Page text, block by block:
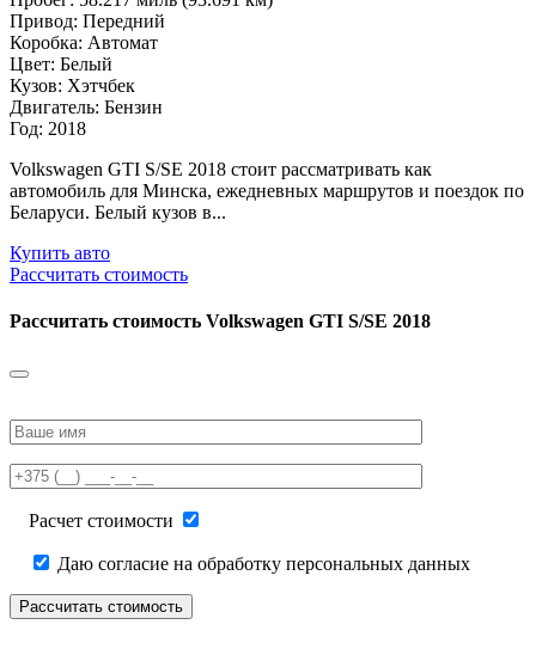
Привод: Передний
Коробка: Автомат
Цвет: Белый
Кузов: Хэтчбек
Двигатель: Бензин
Год: 2018
Volkswagen GTI S/SE 2018 стоит рассматривать как
автомобиль для Минска, ежедневных маршрутов и поездок по
Беларуси. Белый кузов в...
Купить авто
Рассчитать стоимость
Рассчитать стоимость Volkswagen GTI S/SE 2018
leave
field
empty.
Расчет стоимости
Даю согласие на обработку персональных данных